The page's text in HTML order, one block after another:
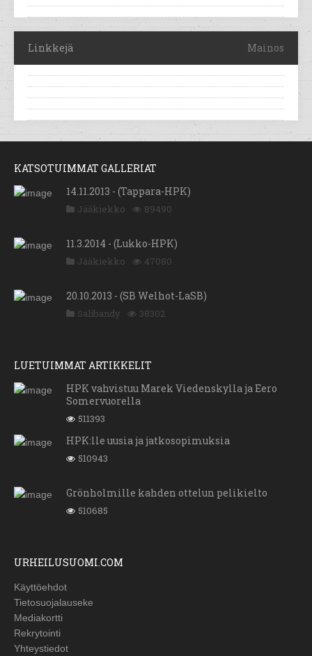
Linkkejä Mainos
KATSOTUIMMAT GALLERIAT
14.11.2013 - (Tappara-HPK)
Jääkiekko 89490
11.3.2014 - (Lukko-HPK)
Jääkiekko 47080
20.10.2013 - (SB Welhot-LaSB)
Salibandy 38302
LUETUIMMAT ARTIKKELIT
HPK vahvistuu Marek Viedenskylla ja Eero
Somervuorella
511393
HPK:lle uusia ja jatkosopimuksia
510943
Grönholmille kahden ottelun pelikielto
510685
URHEILUSUOMI.COM
Käyttöehdot
Tietosuojalauseke
Mediakortti
Rekrytointi
Yhteystiedot